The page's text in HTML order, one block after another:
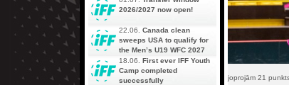
joprojām 21
2026/2027 now open!
22.06. Canada clean
sweeps USA to qualify for
the Men’s U19 WFC 2027
18.06. First ever IFF Youth
Camp completed
successfully